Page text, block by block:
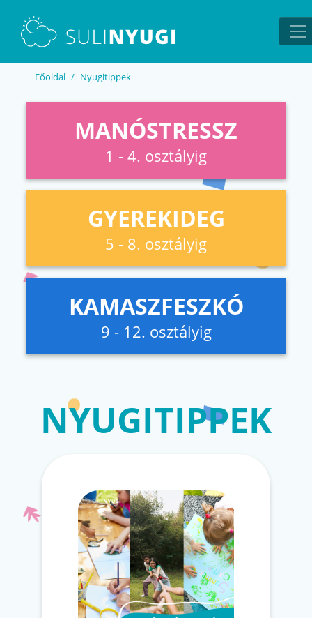
Főoldal Nyugitippek
MANÓSTRESSZ
1 - 4. osztályig
GYEREKIDEG
5 - 8. osztályig
KAMASZFESZKÓ
9 - 12. osztályig
NYUGITIPPEK